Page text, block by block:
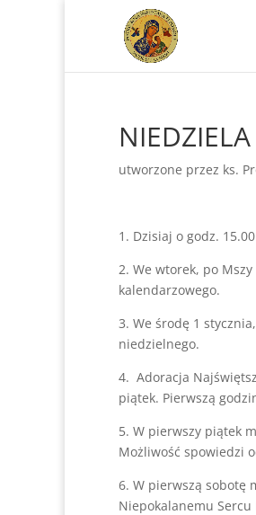
utworzone przez ks.
1. Dzisiaj o godz.
2. We wtorek, po
kalendarzowego.
3. We środę 1
niedzielnego.
4. Adoracja
piątek. Pierwszą
5. W pierwszy piątek
Możliwość spowiedzi
6. W pierwszą sobotę
Niepokalanemu Sercu